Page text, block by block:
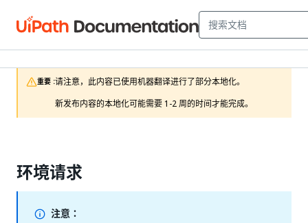
重要 :请注意，此内容已使用机器翻译进行了部分本地化。
新发布内容的本地化可能需要 1-2 周的时间才能完成。
环境请求
注意：